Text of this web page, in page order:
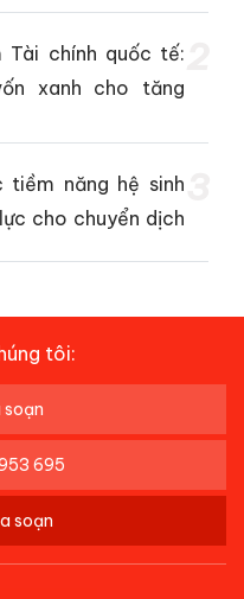
Tài chính quốc tế:
xanh cho tăng
tiềm năng hệ sinh
cho chuyển dịch
tôi:
soạn
695
soạn